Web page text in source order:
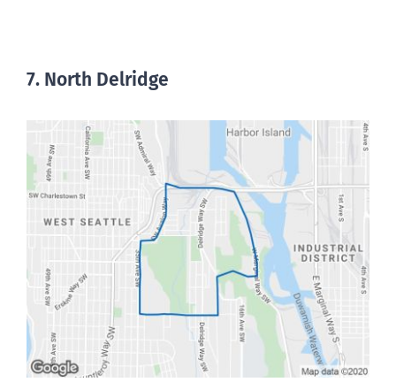
7. North Delridge